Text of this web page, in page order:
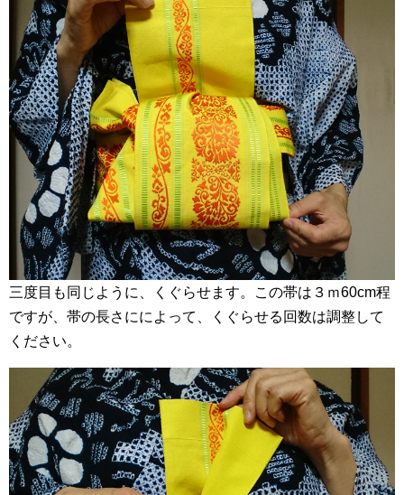
三度目も同じように、くぐらせます。この帯は３ｍ60cm程
ですが、帯の長さにによって、くぐらせる回数は調整して
ください。